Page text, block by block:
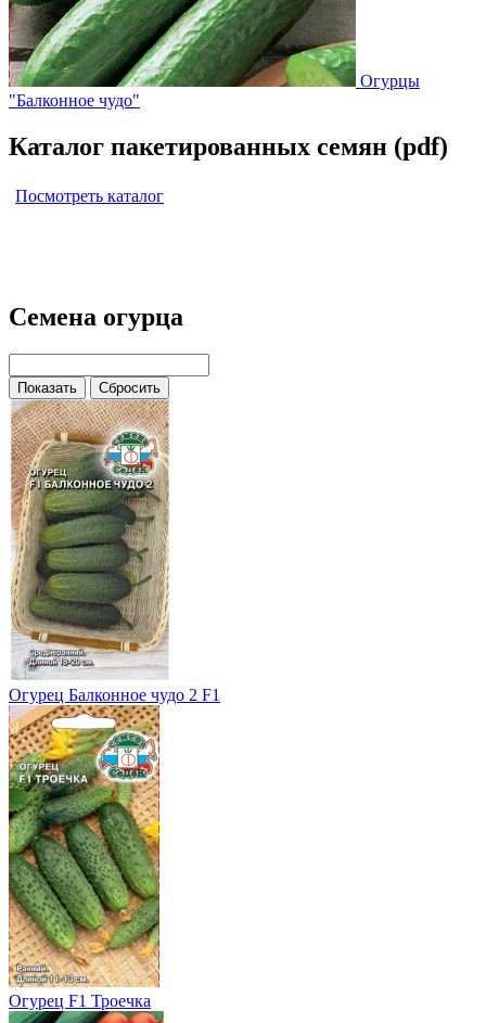
Огурцы
"Балконное чудо"
Каталог пакетированных семян (pdf)
Посмотреть каталог
Семена огурца
Огурец Балконное чудо 2 F1
Огурец F1 Троечка